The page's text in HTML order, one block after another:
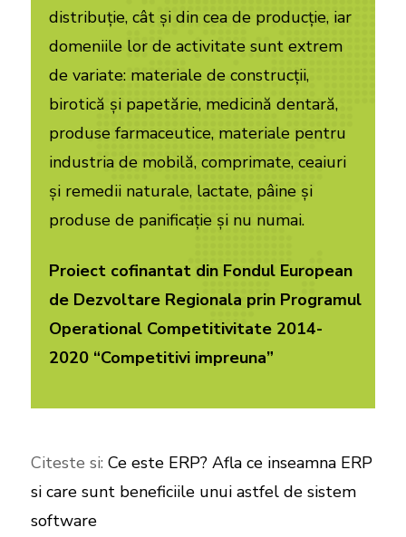
distribuție, cât și din cea de producție, iar
domeniile lor de activitate sunt extrem
de variate: materiale de construcții,
birotică și papetărie, medicină dentară,
produse farmaceutice, materiale pentru
industria de mobilă, comprimate, ceaiuri
și remedii naturale, lactate, pâine și
produse de panificație și nu numai.
Proiect cofinantat din Fondul European
de Dezvoltare Regionala prin Programul
Operational Competitivitate 2014-
2020 “Competitivi impreuna”
Citeste si: Ce este ERP? Afla ce inseamna ERP
si care sunt beneficiile unui astfel de sistem
software